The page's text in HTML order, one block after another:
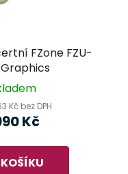
FZone FZU-
Graphics
Kč bez DPH
Kč